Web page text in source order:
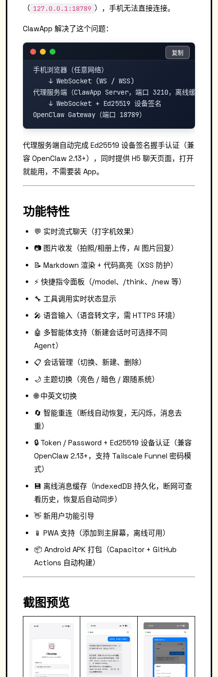
（ 127.0.0.1:18789 ），手机无法直接连接。
ClawApp 解决了这个问题：
手机浏览器（任意网络）
    ↓ WebSocket (WS / WSS)
代理服务端（ClawApp Server，端口 3210，离线缓存）
    ↓ WebSocket + Ed25519 设备签名
复制
复制
代理服务端自动完成 Ed25519 设备签名握手认证（兼
容 OpenClaw 2.13+），同时提供 H5 聊天页面，打开
就能用，不需要装 App。
功能特性
💬 实时流式聊天（打字机效果）
📷 图片收发（拍照/相册上传，AI 图片回复）
📝 Markdown 渲染 + 代码高亮（XSS 防护）
⚡ 快捷指令面板（/model、/think、/new 等）
🔧 工具调用实时状态显示
🎤 语音输入（语音转文字，需 HTTPS 环境）
🤖 多智能体支持（新建会话时可选择不同
Agent）
📋 会话管理（切换、新建、删除）
🌙 主题切换（亮色 / 暗色 / 跟随系统）
🌐 中英文切换
🔄 智能重连（断线自动恢复，无闪烁，消息去
重）
🔒 Token / Password + Ed25519 设备认证（兼容
OpenClaw 2.13+，支持 Tailscale Funnel 密码模
式）
💾 离线消息缓存（IndexedDB 持久化，断网可查
看历史，恢复后自动同步）
👋 新用户功能引导
📱 PWA 支持（添加到主屏幕，离线可用）
📦 Android APK 打包（Capacitor + GitHub
Actions 自动构建）
截图预览